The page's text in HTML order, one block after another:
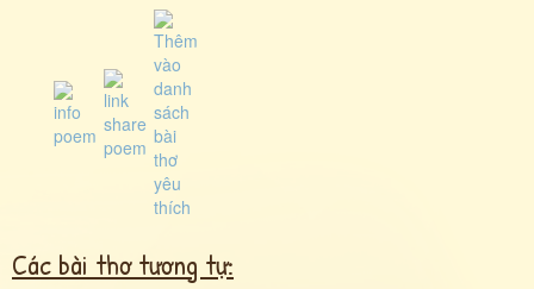
Các bài thơ tương tự: